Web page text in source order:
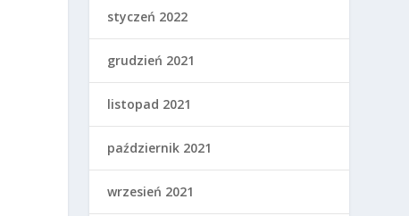
styczeń 2022
grudzień 2021
listopad 2021
październik 2021
wrzesień 2021